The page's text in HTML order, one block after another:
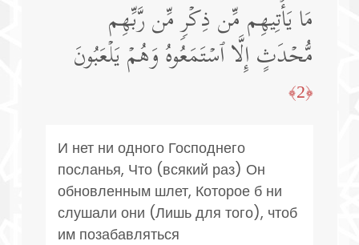
مَا یَأۡتِیهِم مِّن ذِكۡرࣲ مِّن رَّبِّهِم
مُّحۡدَثٍ إِلَّا ٱسۡتَمَعُوهُ وَهُمۡ یَلۡعَبُونَ
﴿2﴾
И нет ни одного Господнего
посланья, Что (всякий раз) Он
обновленным шлет, Которое б ни
слушали они (Лишь для того), чтоб
им позабавляться